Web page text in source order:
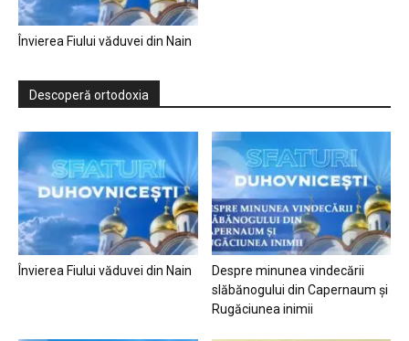
Învierea Fiului văduvei din Nain
Descoperă ortodoxia
Învierea Fiului văduvei din Nain
Despre minunea vindecării
slăbănogului din Capernaum și
Rugăciunea inimii